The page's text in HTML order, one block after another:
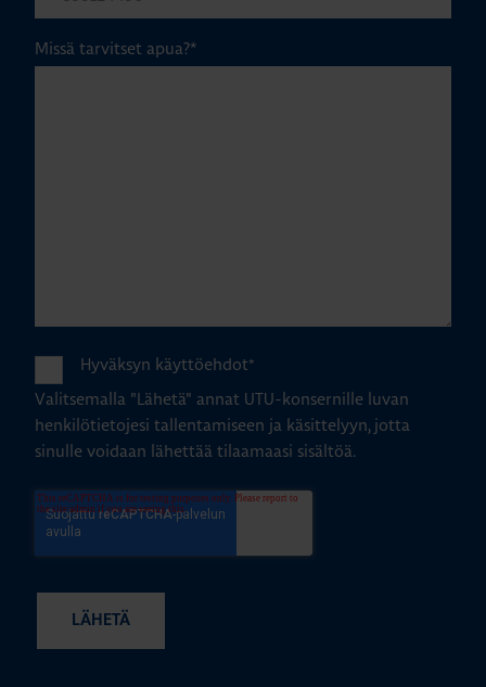
Missä tarvitset apua?*
Hyväksyn käyttöehdot*
Valitsemalla "Lähetä" annat UTU-konsernille luvan
henkilötietojesi tallentamiseen ja käsittelyyn, jotta
sinulle voidaan lähettää tilaamaasi sisältöä.